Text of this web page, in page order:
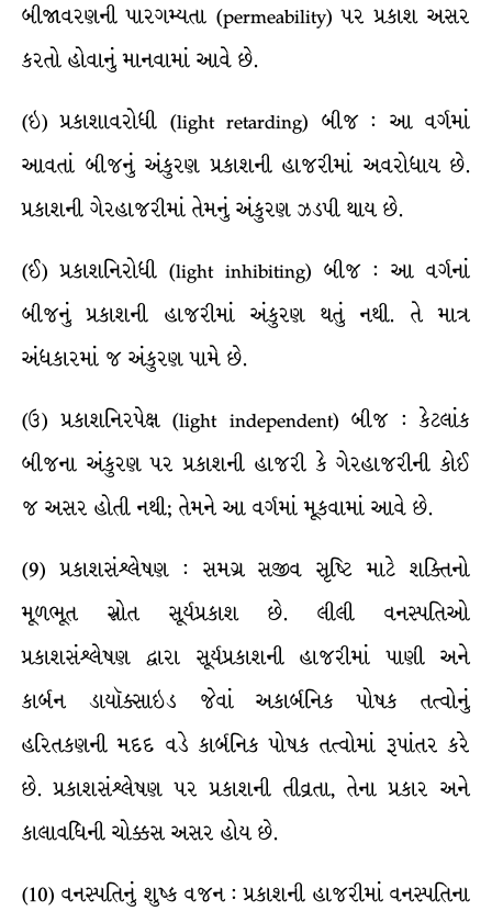
બીજાવરણની પારગમ્યતા (permeability) પર પ્રકાશ અસર
કરતો હોવાનું માનવામાં આવે છે.
(ઇ) પ્રકાશાવરોધી (light retarding) બીજ : આ વર્ગમાં
આવતાં બીજનું અંકુરણ પ્રકાશની હાજરીમાં અવરોધાય છે.
પ્રકાશની ગેરહાજરીમાં તેમનું અંકુરણ ઝડપી થાય છે.
(ઈ) પ્રકાશનિરોધી (light inhibiting) બીજ : આ વર્ગનાં
બીજનું પ્રકાશની હાજરીમાં અંકુરણ થતું નથી. તે માત્ર
અંધકારમાં જ અંકુરણ પામે છે.
(ઉ) પ્રકાશનિરપેક્ષ (light independent) બીજ : કેટલાંક
બીજના અંકુરણ પર પ્રકાશની હાજરી કે ગેરહાજરીની કોઈ
જ અસર હોતી નથી; તેમને આ વર્ગમાં મૂકવામાં આવે છે.
(9) પ્રકાશસંશ્લેષણ : સમગ્ર સજીવ સૃષ્ટિ માટે શક્તિનો
મૂળભૂત સ્રોત સૂર્યપ્રકાશ છે. લીલી વનસ્પતિઓ
પ્રકાશસંશ્લેષણ દ્વારા સૂર્યપ્રકાશની હાજરીમાં પાણી અને
કાર્બન ડાયૉક્સાઇડ જેવાં અકાર્બનિક પોષક તત્વોનું
હરિતકણની મદદ વડે કાર્બનિક પોષક તત્વોમાં રૂપાંતર કરે
છે. પ્રકાશસંશ્લેષણ પર પ્રકાશની તીવ્રતા, તેના પ્રકાર અને
કાલાવધિની ચોક્કસ અસર હોય છે.
(10) વનસ્પતિનું શુષ્ક વજન : પ્રકાશની હાજરીમાં વનસ્પતિના